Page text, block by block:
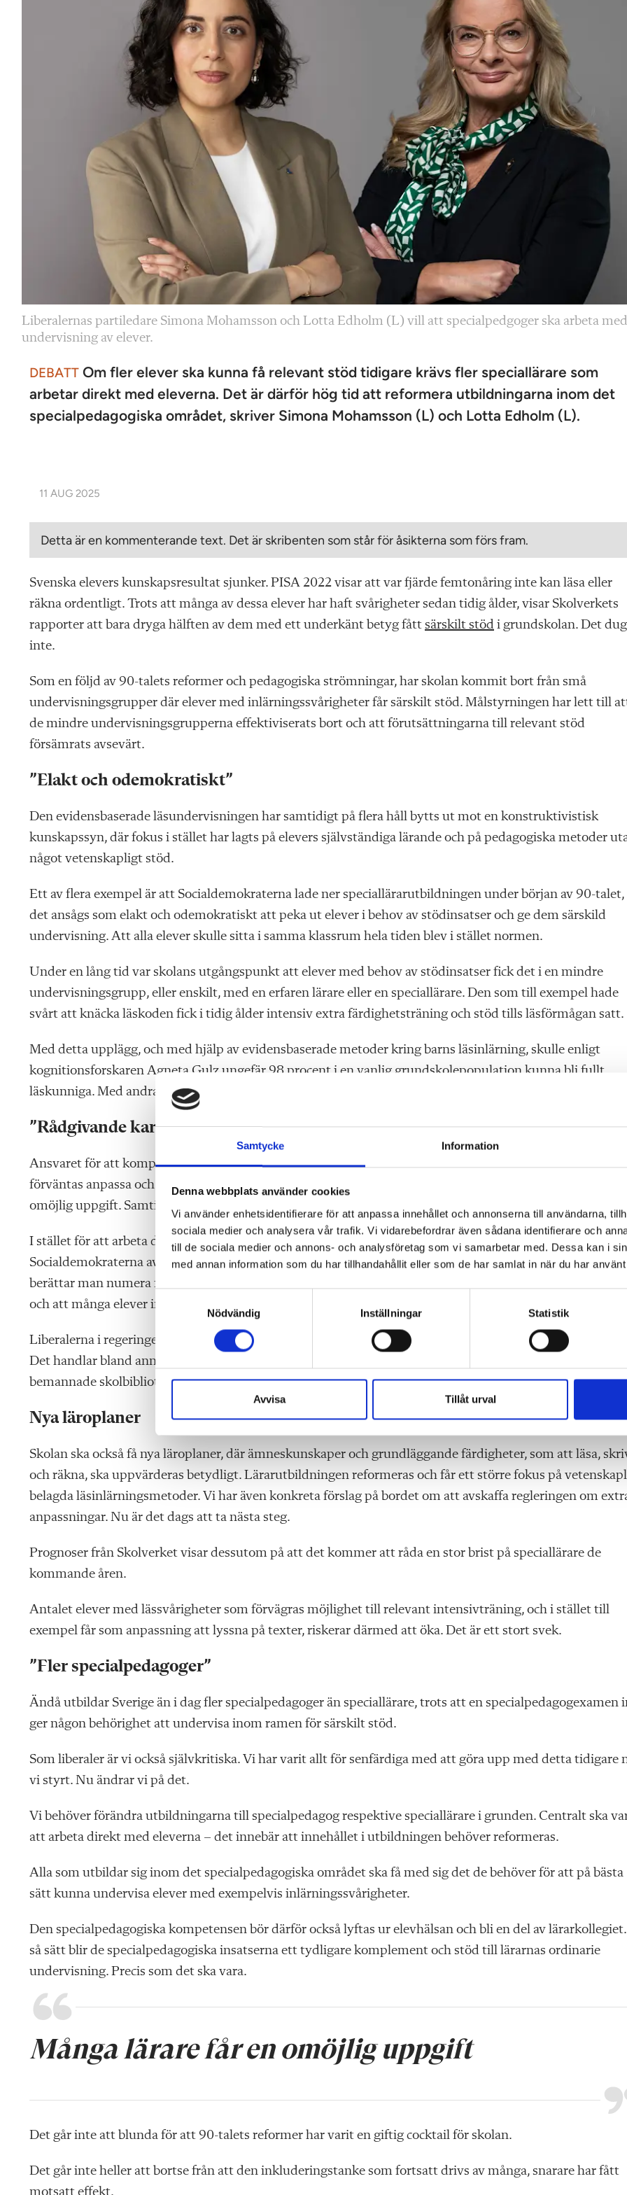
Samtycke Information
Denna webbplats använder cookies
Vi använder enhetsidentifierare för att anpassa innehållet och annonserna till användarna,
sociala medier och analysera vår trafik. Vi vidarebefordrar även sådana identifierare och
till de sociala medier och annons- och analysföretag som vi samarbetar med. Dessa kan i
med annan information som du har tillhandahållit eller som de har samlat in när du har
t
y
c
s
l
Nödvändig Inställningar Statistik
Avvisa Tillåt urval
Liberalernas partiledare Simona Mohamsson och Lotta Edholm (L) vill att specialpedgoger ska arbeta med
undervisning av elever.
DEBATT Om fler elever ska kunna få relevant stöd tidigare krävs fler special­lärare som
arbetar direkt med eleverna. Det är därför hög tid att reformera utbildningarna inom det
specialpedagogiska området, skriver Simona Mohamsson (L) och Lotta Edholm (L).
11 AUG 2025
Detta är en kommenterande text. Det är skribenten som står för åsikterna som förs fram.
Svenska elevers kunskapsresultat sjunker. PISA 2022 visar att var fjärde femtonåring inte kan läsa eller
räkna ordentligt. Trots att många av dessa elever har haft svårigheter sedan tidig ålder, visar Skolverkets
rapporter att bara dryga hälften av dem med ett underkänt betyg fått särskilt stöd i grundskolan. Det
inte.
Som en följd av 90-talets reformer och pedagogiska strömningar, har skolan kommit bort från små
undervisningsgrupper där elever med inlärningssvårigheter får särskilt stöd. Målstyrningen har lett till
de mindre undervisningsgrupperna effektiviserats bort och att förutsättningarna till relevant stöd
försämrats avsevärt.
”Elakt och odemokratiskt”
Den evidensbaserade läsundervisningen har samtidigt på flera håll bytts ut mot en konstruktivistisk
kunskapssyn, där fokus i stället har lagts på elevers självständiga lärande och på pedagogiska metoder
något vetenskapligt stöd.
Ett av flera exempel är att Social­demokraterna lade ner special­lärar­utbildningen under början av 90-talet,
det ansågs som elakt och odemokratiskt att peka ut elever i behov av stödinsatser och ge dem särskild
undervisning. Att alla elever skulle sitta i samma klassrum hela tiden blev i stället normen.
Under en lång tid var skolans utgångspunkt att elever med behov av stödinsatser fick det i en mindre
undervisnings­grupp, eller enskilt, med en erfaren lärare eller en speciallärare. Den som till exempel hade
svårt att knäcka läskoden fick i tidig ålder intensiv extra färdighetsträning och stöd tills läsförmågan satt.
Med detta upplägg, och med hjälp av evidens­baserade metoder kring barns läsinlärning, skulle enligt
kognitions­forskaren Agneta Gulz ungefär 98 procent i en vanlig grundskole­population kunna bli fullt
läskunniga. Med andra ord, betydligt fler än i dag.
”Rådgivande karaktär”
Ansvaret för att kompensera för 90-talets reformer har sedan dess närapå helt överlåtits till läraren, som
förväntas anpassa och individualisera undervisningen efter varje enskild elev. Det är en likaledes orimlig
omöjlig uppgift. Samtidigt har de specialpedagogiska insatserna alltmer fått en rådgivande karaktär.
I stället för att arbeta direkt med eleverna, det vill säga på det sätt man framgångsrikt arbetade innan
Socialdemokraterna avskaffade utbildningen till speciallärare och ersatte den med en för
berättar man numera för lärarna hur de ska göra. Resultatet är att många lärare får en helt omöjlig
och att många elever inte får rätt stöd i tid.
Liberalerna i regeringen driver nu igenom flera omfattande reformer och storsatsar för att vända
Det handlar bland annat om ett nytt stödsystem med fler speciallärare och mindre
bemannade skolbibliotek och satsningar på riktiga böcker.
Nya läroplaner
Skolan ska också få nya läroplaner, där ämneskunskaper och grundläggande färdigheter, som att läsa,
och räkna, ska uppvärderas betydligt. Lärar­utbildningen reformeras och får ett större fokus på
belagda läsinlärningsmetoder. Vi har även konkreta förslag på bordet om att avskaffa regleringen om
anpassningar. Nu är det dags att ta nästa steg.
Prognoser från Skolverket visar dessutom på att det kommer att råda en stor brist på speciallärare de
kommande åren.
Antalet elever med lässvårigheter som förvägras möjlighet till relevant intensivträning, och i stället till
exempel får som anpassning att lyssna på texter, riskerar därmed att öka. Det är ett stort svek.
”Fler specialpedagoger”
Ändå utbildar Sverige än i dag fler specialpedagoger än speciallärare, trots att en specialpedagogexamen
ger någon behörighet att undervisa inom ramen för särskilt stöd.
Som liberaler är vi också självkritiska. Vi har varit allt för senfärdiga med att göra upp med detta tidigare
vi styrt. Nu ändrar vi på det.
Vi behöver förändra utbildningarna till specialpedagog respektive speciallärare i grunden. Centralt ska
att arbeta direkt med eleverna – det innebär att innehållet i utbildningen behöver reformeras.
Alla som utbildar sig inom det specialpedagogiska området ska få med sig det de behöver för att på bästa
sätt kunna undervisa elever med exempelvis inlärningssvårigheter.
Den specialpedagogiska kompetensen bör därför också lyftas ur elevhälsan och bli en del av
så sätt blir de specialpedagogiska insatserna ett tydligare komplement och stöd till lärarnas ordinarie
undervisning. Precis som det ska vara.
Många lärare får en omöjlig uppgift
Det går inte att blunda för att 90-talets reformer har varit en giftig cocktail för skolan.
Det går inte heller att bortse från att den inkluderingstanke som fortsatt drivs av många, snarare har fått
motsatt effekt.